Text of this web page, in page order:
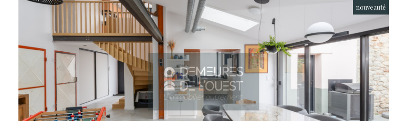
nouveauté